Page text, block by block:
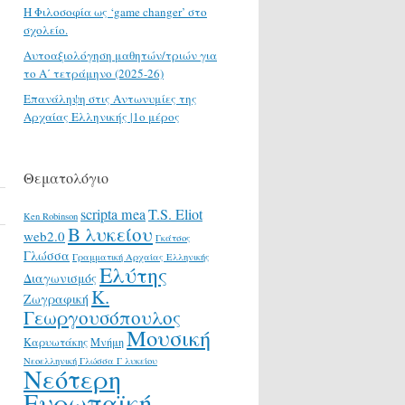
H Φιλοσοφία ως ‘game changer’ στο
σχολείο.
Αυτοαξιολόγηση μαθητών/τριών για
το Α΄ τετράμηνο (2025-26)
Επανάληψη στις Αντωνυμίες της
Αρχαίας Ελληνικής |1ο μέρος
Θεματολόγιο
Ken Robinson scripta meaT.S. Eliot
web2.0 Β λυκείου Γκάτσος
Γλώσσα Γραμματική Αρχαίας Ελληνικής
ΔιαγωνισμόςΕλύτης
Ζωγραφική Κ.
Γεωργουσόπουλος
ΚαρυωτάκηςΜνήμηΜουσική
Νεοελληνική Γλώσσα Γ λυκείου
Νεότερη